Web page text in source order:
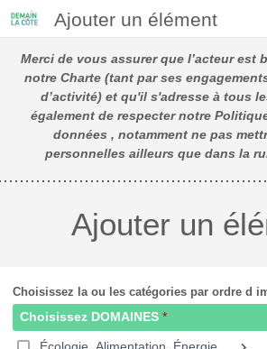
Ajouter un élément
Merci de vous assurer que l’acteur est
notre Charte (tant par ses
d’activité) et qu'il s'adresse à tous
également de respecter notre
données , notamment ne pas
personnelles ailleurs que dans la
Ajouter un
Choisissez la ou les catégories par ordre d
Choisissez DOMAINES